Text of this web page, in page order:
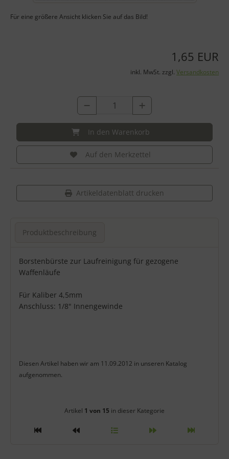
Für eine größere Ansicht klicken Sie auf das Bild!
1,65 EUR
inkl. MwSt. zzgl. Versandkosten
In den Warenkorb
Auf den Merkzettel
Artikeldatenblatt drucken
Produktbeschreibung
Produktbeschreibung
Borstenbürste zur Laufreinigung für gezogene
Waffenläufe
Für Kaliber 4,5mm
Anschluss: 1/8" Innengewinde
Diesen Artikel haben wir am 11.09.2012 in unseren Katalog
aufgenommen.
Artikelnavigation innerhalb
Artikel 1 von 15 in dieser Kategorie